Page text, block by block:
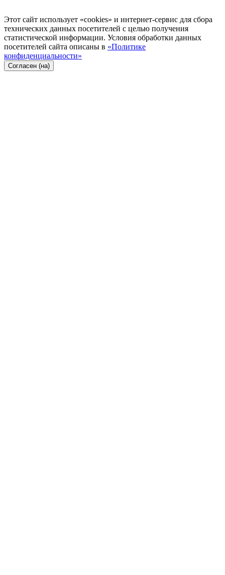
Этот сайт использует «cookies» и интернет-сервис для сбора
технических данных посетителей с целью получения
статистической информации. Условия обработки данных
посетителей сайта описаны в «Политике
конфиденциальности»
Согласен (на)